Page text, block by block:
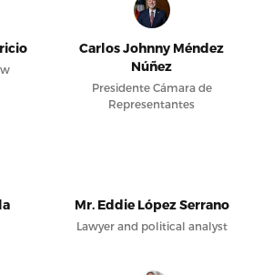
Carlos Johnny Méndez
Núñez
Presidente Cámara de
Representantes
Mr. Eddie López Serrano
Lawyer and political analyst